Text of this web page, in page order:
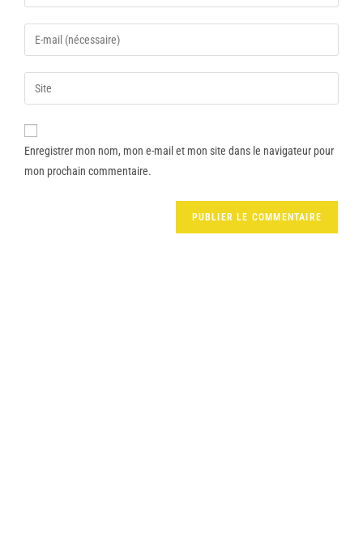
Enregistrer mon nom, mon e-mail et mon site dans le navigateur pour
mon prochain commentaire.